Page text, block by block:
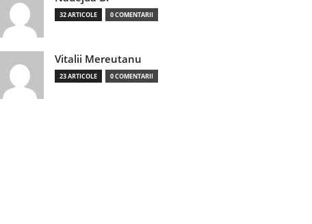
32 ARTICOLE 0 COMENTARII
Vitalii Mereutanu
23 ARTICOLE 0 COMENTARII